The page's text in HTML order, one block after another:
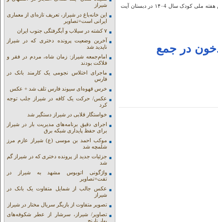
نوای جنوب:زنگ آغاز آیین‌ هفته ملی کودک در شهر بیدخون طنین‌اندازشدزنگ آغاز آیین‌ هفته ملی کودک سال ۱۴۰4 در دبستان آیت
در جمع
شیراز
این خانه‌باغ در شیراز، تعریف تازه‌ای از معماری
ایرانی است+تصاویر
۷ کشته در سیلاب و آبگرفتگی جنوب ایران
آخرین وضعیت پرونده دختری که در شیراز
ناپدید شد
امام‌جمعه شیراز: زمان شاه، مردم در فقر و
فلاکت بودند
ماجرای اختلاس نجومی یک کارمند بانک در
فارس
خرس قهوه‌ای سیوند فارس تلف شد + عکس
عکس/ حرکت یک کافه در شیراز جلب توجه
کرد
خواستگار قلابی در شیراز دستگیر شد
اجرای دقیق برنامه‌های مدیریت بار در شیراز
برای حفظ پایداری شبکه برق
موکب احمد بن موسی (ع) شیراز عازم مرز
شلمچه شد
جزئیات جدید از پرونده دختری که در شیراز گم
شد
واژگونی اتوبوس مشهد به شیراز در
تفت+تصاویر
عکس جالب از شمایل متفاوت یک بانک در
شیراز
تصویر متفاوت از بازیگر سریال مختار در شیراز
تصاویر/ شیراز، سرشار از عطر شکوفه‌های
بهار نارنج